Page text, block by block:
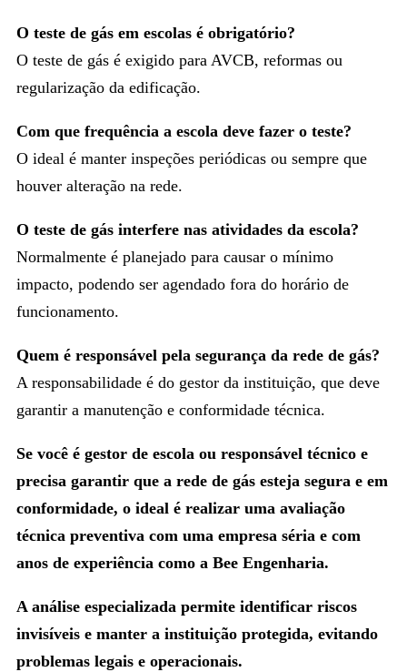
O teste de gás em escolas é obrigatório?
O teste de gás é exigido para AVCB, reformas ou
regularização da edificação.
Com que frequência a escola deve fazer o teste?
O ideal é manter inspeções periódicas ou sempre que
houver alteração na rede.
O teste de gás interfere nas atividades da escola?
Normalmente é planejado para causar o mínimo
impacto, podendo ser agendado fora do horário de
funcionamento.
Quem é responsável pela segurança da rede de gás?
A responsabilidade é do gestor da instituição, que deve
garantir a manutenção e conformidade técnica.
Se você é gestor de escola ou responsável técnico e
precisa garantir que a rede de gás esteja segura e em
conformidade, o ideal é realizar uma avaliação
técnica preventiva com uma empresa séria e com
anos de experiência como a Bee Engenharia.
A análise especializada permite identificar riscos
invisíveis e manter a instituição protegida, evitando
problemas legais e operacionais.